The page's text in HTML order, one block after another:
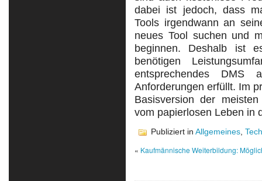
dabei ist jedoch, dass
Tools irgendwann an
neues Tool suchen und
beginnen. Deshalb ist
benötigen
entsprechendes DMS
Anforderungen erfüllt. Im
Basisversion der
vom papierlosen Leben in
Publiziert in Allgemeines,
« Kaufmännische Weiterbildung: